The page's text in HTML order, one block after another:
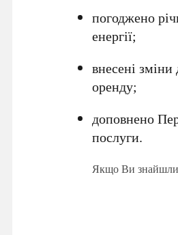
погоджено
енергії;
внесені
оренду;
доповнено
послуги.
Якщо Ви знайшли